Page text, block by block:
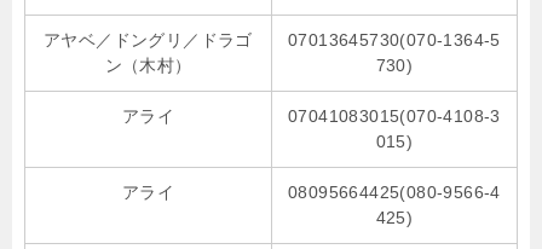
アヤベ／ドングリ／ドラゴ
ン（木村）
07013645730(070-1364-5
730)
アライ
07041083015(070-4108-3
015)
アライ
08095664425(080-9566-4
425)